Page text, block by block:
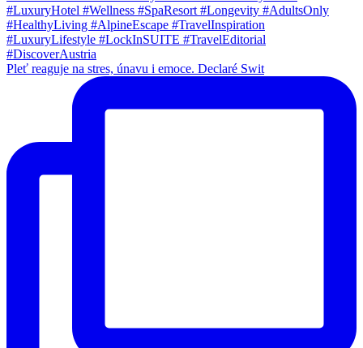
Pleť reaguje na stres, únavu i emoce. Declaré Swit